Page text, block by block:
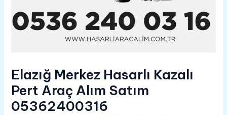
Elazığ Merkez Hasarlı Kazalı
Pert Araç Alım Satım
05362400316